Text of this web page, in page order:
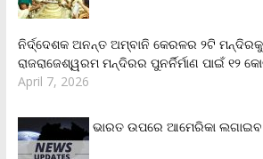
ନିର୍ଦ୍ଦେଶକ ଅନନ୍ତ ଅମ୍ବାନି କେରଳର ୨ଟି
ରାଜରାଜେଶ୍ୱରମ ମନ୍ଦିରର ପୁନର୍ନିର୍ମାଣ ପାଇଁ ୧୨
April 7, 2026
ଭାରତ ଉପରେ ଆମେରିକା